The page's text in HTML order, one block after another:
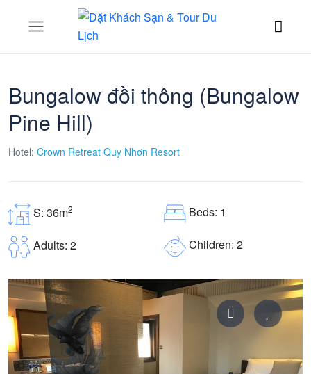
Bungalow đồi thông (Bungalow
Pine Hill)
Hotel: Crown Retreat Quy Nhơn Resort
S: 36m2 Beds: 1
Adults: 2 Children: 2